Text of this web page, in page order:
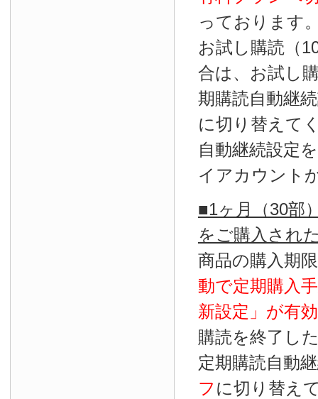
っております
お試し購読（
合は、お試し
期購読自動継
に切り替えて
自動継続設定
イアカウント
■1ヶ月（30部
をご購入され
商品の購入期
動で定期購入
新設定」が有効
購読を終了し
定期購読自動
フ に切り替え